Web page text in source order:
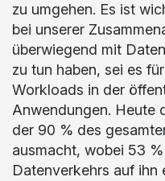
zu umgehen. Es ist
bei unserer
überwiegend mit
zu tun haben, sei es
Workloads in der
Anwendungen. Heute
der 90 % des
ausmacht, wobei 53
Datenverkehrs auf ihn